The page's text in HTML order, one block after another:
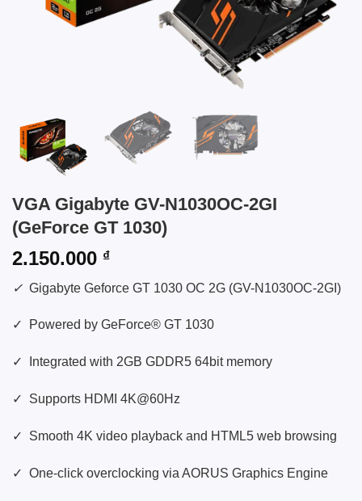
VGA Gigabyte GV-N1030OC-2GI
(GeForce GT 1030)
2.150.000 ₫
✓ Gigabyte Geforce GT 1030 OC 2G (GV-N1030OC-2GI)
✓ Powered by GeForce® GT 1030
✓ Integrated with 2GB GDDR5 64bit memory
✓ Supports HDMI 4K@60Hz
✓ Smooth 4K video playback and HTML5 web browsing
✓ One-click overclocking via AORUS Graphics Engine